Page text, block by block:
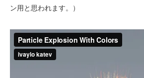
ン用と思われます。）